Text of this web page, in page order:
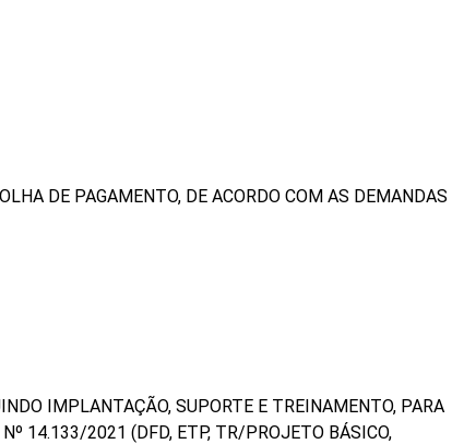
DE PAGAMENTO, DE ACORDO COM AS DEMANDAS
IMPLANTAÇÃO, SUPORTE E TREINAMENTO, PARA
14.133/2021 (DFD, ETP, TR/PROJETO BÁSICO,